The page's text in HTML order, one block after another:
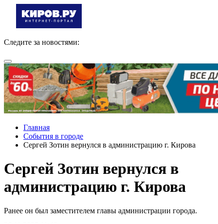
Следите за новостями:
Главная
События в городе
Сергей Зотин вернулся в администрацию г. Кирова
Сергей Зотин вернулся в
администрацию г. Кирова
Ранее он был заместителем главы администрации города.